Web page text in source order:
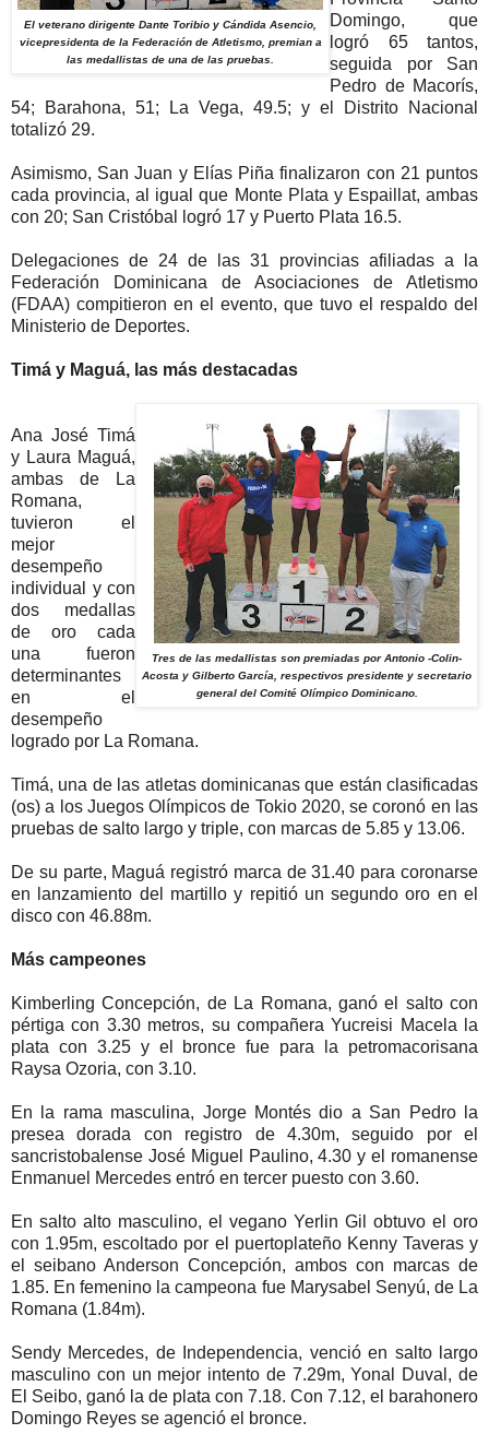
El veterano dirigente Dante Toribio y Cándida Asencio,
vicepresidenta de la Federación de Atletismo, premian a
las medallistas de una de las pruebas.
Domingo, que
logró 65 tantos,
seguida por San
Pedro de Macorís,
54; Barahona, 51; La Vega, 49.5; y el Distrito Nacional
totalizó 29.
Asimismo, San Juan y Elías Piña finalizaron con 21 puntos
cada provincia, al igual que Monte Plata y Espaillat, ambas
con 20; San Cristóbal logró 17 y Puerto Plata 16.5.
Delegaciones de 24 de las 31 provincias afiliadas a la
Federación Dominicana de Asociaciones de Atletismo
(FDAA) compitieron en el evento, que tuvo el respaldo del
Ministerio de Deportes.
Timá y Maguá, las más destacadas
Tres de las medallistas son premiadas por Antonio -Colin-
Acosta y Gilberto García, respectivos presidente y secretario
general del Comité Olímpico Dominicano.
Ana José Timá
y Laura Maguá,
ambas de La
Romana,
tuvieron el
mejor
desempeño
individual y con
dos medallas
de oro cada
una fueron
determinantes
en el
desempeño
logrado por La Romana.
Timá, una de las atletas dominicanas que están clasificadas
(os) a los Juegos Olímpicos de Tokio 2020, se coronó en las
pruebas de salto largo y triple, con marcas de 5.85 y 13.06.
De su parte, Maguá registró marca de 31.40 para coronarse
en lanzamiento del martillo y repitió un segundo oro en el
disco con 46.88m.
Más campeones
Kimberling Concepción, de La Romana, ganó el salto con
pértiga con 3.30 metros, su compañera Yucreisi Macela la
plata con 3.25 y el bronce fue para la petromacorisana
Raysa Ozoria, con 3.10.
En la rama masculina, Jorge Montés dio a San Pedro la
presea dorada con registro de 4.30m, seguido por el
sancristobalense José Miguel Paulino, 4.30 y el romanense
Enmanuel Mercedes entró en tercer puesto con 3.60.
En salto alto masculino, el vegano Yerlin Gil obtuvo el oro
con 1.95m, escoltado por el puertoplateño Kenny Taveras y
el seibano Anderson Concepción, ambos con marcas de
1.85. En femenino la campeona fue Marysabel Senyú, de La
Romana (1.84m).
Sendy Mercedes, de Independencia, venció en salto largo
masculino con un mejor intento de 7.29m, Yonal Duval, de
El Seibo, ganó la de plata con 7.18. Con 7.12, el barahonero
Domingo Reyes se agenció el bronce.